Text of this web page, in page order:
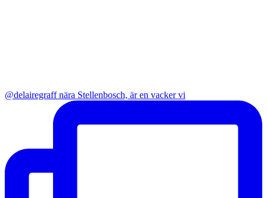
@delairegraff nära Stellenbosch, är en vacker vi